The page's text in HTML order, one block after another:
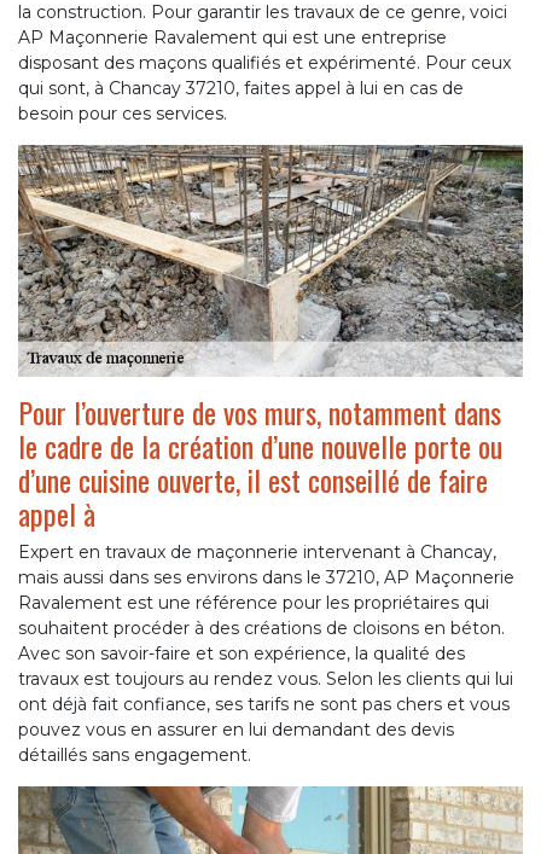
la construction. Pour garantir les travaux de ce genre, voici
AP Maçonnerie Ravalement qui est une entreprise
disposant des maçons qualifiés et expérimenté. Pour ceux
qui sont, à Chancay 37210, faites appel à lui en cas de
besoin pour ces services.
Pour l’ouverture de vos murs, notamment dans
le cadre de la création d’une nouvelle porte ou
d’une cuisine ouverte, il est conseillé de faire
appel à
Expert en travaux de maçonnerie intervenant à Chancay,
mais aussi dans ses environs dans le 37210, AP Maçonnerie
Ravalement est une référence pour les propriétaires qui
souhaitent procéder à des créations de cloisons en béton.
Avec son savoir-faire et son expérience, la qualité des
travaux est toujours au rendez vous. Selon les clients qui lui
ont déjà fait confiance, ses tarifs ne sont pas chers et vous
pouvez vous en assurer en lui demandant des devis
détaillés sans engagement.